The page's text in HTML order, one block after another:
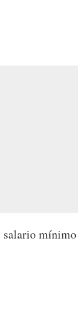
salario mínimo